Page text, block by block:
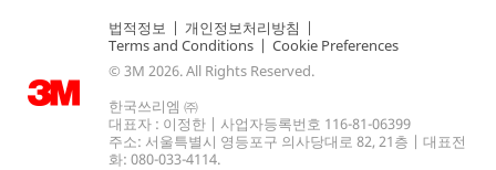
법적정보 | 개인정보처리방침 |
Terms and Conditions | Cookie Preferences
© 3M 2026. All Rights Reserved.
한국쓰리엠 ㈜
대표자 : 이정한 | 사업자등록번호 116-81-06399
주소: 서울특별시 영등포구 의사당대로 82, 21층 | 대표전
화: 080-033-4114.